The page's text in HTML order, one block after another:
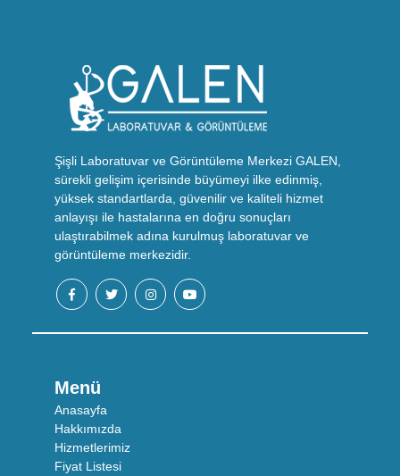
Şişli Laboratuvar ve Görüntüleme Merkezi GALEN,
sürekli gelişim içerisinde büyümeyi ilke edinmiş,
yüksek standartlarda, güvenilir ve kaliteli hizmet
anlayışı ile hastalarına en doğru sonuçları
ulaştırabilmek adına kurulmuş laboratuvar ve
görüntüleme merkezidir.
Menü
Anasayfa
Hakkımızda
Hizmetlerimiz
Fiyat Listesi